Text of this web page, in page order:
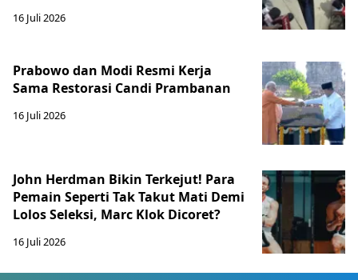
16 Juli 2026
Prabowo dan Modi Resmi Kerja
Sama Restorasi Candi Prambanan
16 Juli 2026
John Herdman Bikin Terkejut! Para
Pemain Seperti Tak Takut Mati Demi
Lolos Seleksi, Marc Klok Dicoret?
16 Juli 2026